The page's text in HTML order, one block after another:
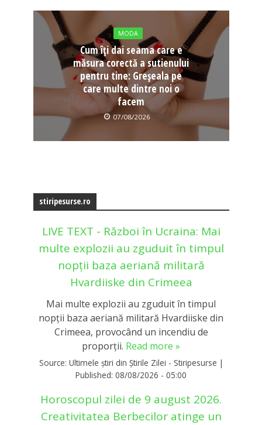
MODA
Cum îți dai seama care e
măsura corectă a sutienului
pentru tine: Greșeala pe
care multe dintre noi o
facem
07/08/2026
stiripesurse.ro
LIVE TEXT - Război în Ucraina: Mai
multe explozii au zguduit în timpul
nopții baza aeriană militară
Hvardiiske din Crimeea
Mai multe explozii au zguduit în timpul
nopții baza aeriană militară Hvardiiske din
Crimeea, provocând un incendiu de
proporții. Read more »
Source: Ultimele știri din Știrile Zilei - Stiripesurse |
Published: 08/08/2026 - 05:00
Horoscopul zilei de 9 august 2026.
Creativitatea Berbecilor atinge un